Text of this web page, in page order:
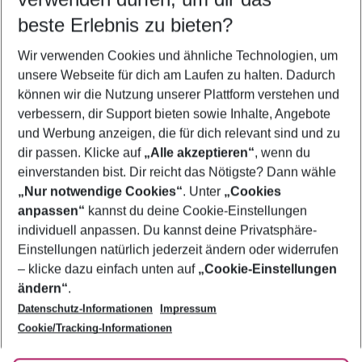
5-8 Nächte
2 Erwachsene Keine Kinder
Mehr Filter anzeigen
Footer
Footer navigation
Über uns
AGB
Bestpreisgarantie
Cookie-Einstellungen ändern
Cookie-Richtlinie
Agenturbetreuung
Barrierefreies Reisen
Folge uns
beste Erlebnis zu bieten?
Wir verwenden Cookies und ähnliche Technologien, um
unsere Webseite für dich am Laufen zu halten. Dadurch
können wir die Nutzung unserer Plattform verstehen und
verbessern, dir Support bieten sowie Inhalte, Angebote
und Werbung anzeigen, die für dich relevant sind und zu
dir passen. Klicke auf „Alle akzeptieren“, wenn du
einverstanden bist. Dir reicht das Nötigste? Dann wähle
„Nur notwendige Cookies“. Unter „Cookies
anpassen“ kannst du deine Cookie-Einstellungen
individuell anpassen. Du kannst deine Privatsphäre-
Einstellungen natürlich jederzeit ändern oder widerrufen
– klicke dazu einfach unten auf „Cookie-Einstellungen
ändern“.
Datenschutz-Informationen
Impressum
Cookie/Tracking-Informationen